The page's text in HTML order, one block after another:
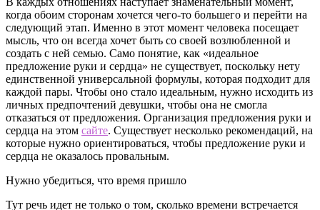
когда обоим сторонам хочется чего-то большего и перейти на
следующий этап. Именно в этот момент человека посещает
мысль, что он всегда хочет быть со своей возлюбленной и
создать с ней семью. Само понятие, как «идеальное
предложение руки и сердца» не существует, поскольку нету
единственной универсальной формулы, которая подходит для
каждой пары. Чтобы оно стало идеальным, нужно исходить из
личных предпочтений девушки, чтобы она не смогла
отказаться от предложения. Организация предложения руки и
сердца на этом сайте. Существует несколько рекомендаций, на
которые нужно ориентироваться, чтобы предложение руки и
сердца не оказалось провальным.
Нужно убедиться, что время пришло
Тут речь идет не только о том, сколько времени встречается